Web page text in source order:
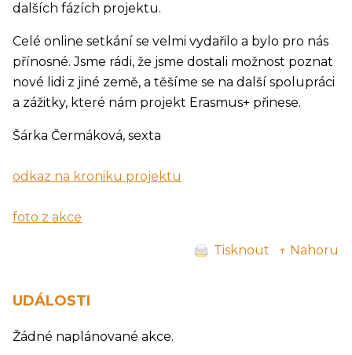
dalších fázích projektu.
Celé online setkání se velmi vydařilo a bylo pro nás
přínosné. Jsme rádi, že jsme dostali možnost poznat
nové lidi z jiné země, a těšíme se na další spolupráci
a zážitky, které nám projekt Erasmus+ přinese.
Šárka Čermáková, sexta
odkaz na kroniku projektu
foto z akce
Tisknout ↑ Nahoru
UDÁLOSTI
Žádné naplánované akce.